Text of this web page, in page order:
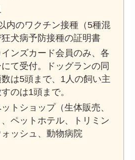
内のワクチン接種（5種混
犬病予防接種の証明書
ンズカード会員のみ、各
て受付。ドッグランの同
は5頭まで、1人の飼い主
のは1頭まで。
トショップ（生体販売、
ペットホテル、トリミン
ッシュ、動物病院